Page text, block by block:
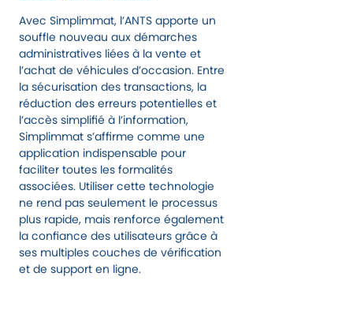
Avec Simplimmat, l’ANTS apporte un
souffle nouveau aux démarches
administratives liées à la vente et
l’achat de véhicules d’occasion. Entre
la sécurisation des transactions, la
réduction des erreurs potentielles et
l’accès simplifié à l’information,
Simplimmat s’affirme comme une
application indispensable pour
faciliter toutes les formalités
associées. Utiliser cette technologie
ne rend pas seulement le processus
plus rapide, mais renforce également
la confiance des utilisateurs grâce à
ses multiples couches de vérification
et de support en ligne.